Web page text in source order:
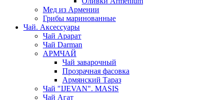
Мед из Армении
Грибы маринованные
Чай. Аксессуары
Чай Арарат
Чай Darman
АРМЧАЙ
Чай заварочный
Прозрачная фасовка
Армянский Тараз
Чай "IJEVAN". MASIS
Чай Агат